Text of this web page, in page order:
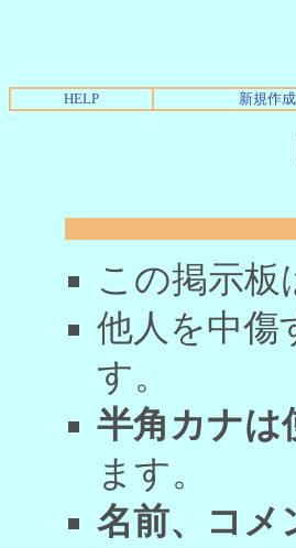
HELP 新規作成
この掲示
他人を中傷
す。
半角カナは
ます。
名前、コメ